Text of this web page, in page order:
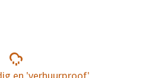
en 'verhuurproof'